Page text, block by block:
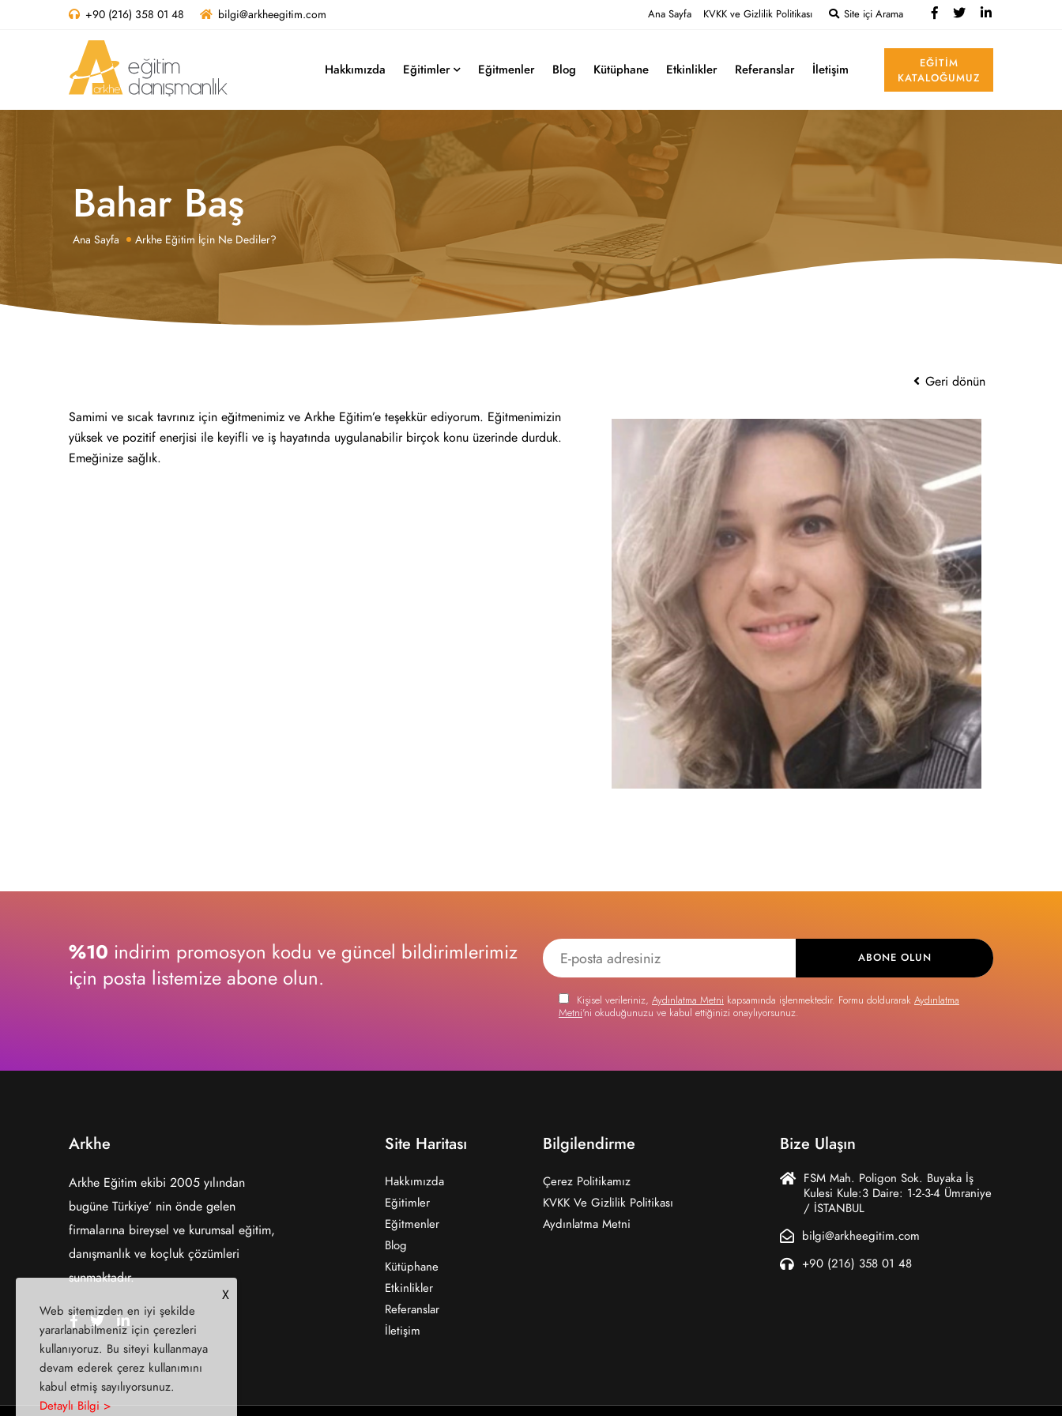
+90 (216) 358 01 48 bilgi@arkheegitim.com Ana Sayfa KVKK ve Gizlilik Politikası Site içi Arama
Hakkımızda Eğitimler Eğitmenler Blog Kütüphane Etkinlikler Referanslar İletişim
EĞITIM
KATALOĞUMUZ
Bahar Baş
Ana Sayfa Arkhe Eğitim İçin Ne Dediler?
Geri dönün
Samimi ve sıcak tavrınız için eğitmenimiz ve Arkhe Eğitim’e teşekkür ediyorum. Eğitmenimizin
yüksek ve pozitif enerjisi ile keyifli ve iş hayatında uygulanabilir birçok konu üzerinde durduk.
Emeğinize sağlık.
%10 indirim promosyon kodu ve güncel bildirimlerimiz
için posta listemize abone olun.
ABONE OLUN
Kişisel verileriniz, Aydınlatma Metni kapsamında işlenmektedir. Formu doldurarak Aydınlatma
Metni'ni okuduğunuzu ve kabul ettiğinizi onaylıyorsunuz.
Arkhe
Arkhe Eğitim ekibi 2005 yılından
bugüne Türkiye’ nin önde gelen
firmalarına bireysel ve kurumsal eğitim,
danışmanlık ve koçluk çözümleri
sunmaktadır.
Site Haritası
Hakkımızda
Eğitimler
Eğitmenler
Blog
Kütüphane
Etkinlikler
Referanslar
İletişim
Bilgilendirme
Çerez Politikamız
KVKK Ve Gizlilik Politikası
Aydınlatma Metni
Bize Ulaşın
FSM Mah. Poligon Sok. Buyaka İş
Kulesi Kule:3 Daire: 1-2-3-4 Ümraniye
/ İSTANBUL
bilgi@arkheegitim.com
+90 (216) 358 01 48
Web sitemizden en iyi şekilde
yararlanabilmeniz için çerezleri
kullanıyoruz. Bu siteyi kullanmaya
devam ederek çerez kullanımını
kabul etmiş sayılıyorsunuz.
Detaylı Bilgi >
X